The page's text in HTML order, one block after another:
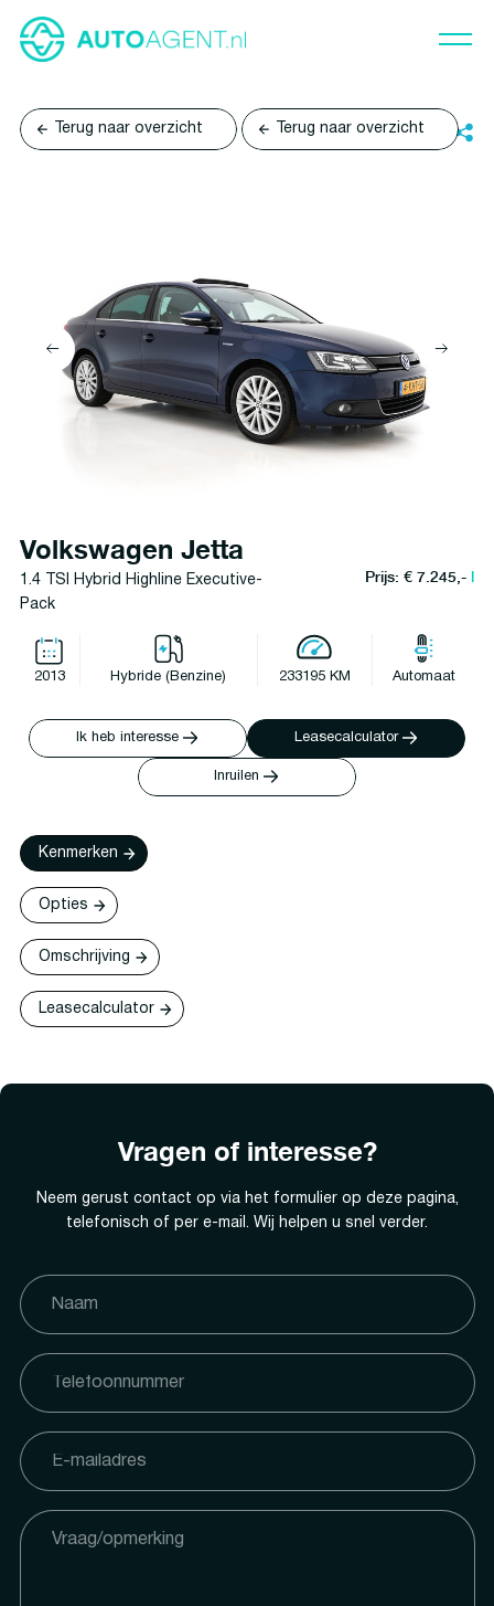
Terug naar overzicht Terug naar overzicht
Volkswagen Jetta
1.4 TSI Hybrid Highline Executive-
Pack
Prijs: € 7.245,-l
2013 Hybride (Benzine) 233195 KM Automaat
Ik heb interesse Leasecalculator
Inruilen
Kenmerken
Opties
Omschrijving
Leasecalculator
Vragen of interesse?
Neem gerust contact op via het formulier op deze pagina,
telefonisch of per e-mail. Wij helpen u snel verder.